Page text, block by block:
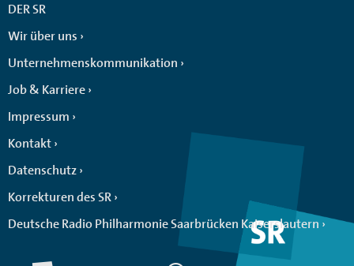
DER SR
Wir über uns
Unternehmenskommunikation
Job & Karriere
Impressum
Kontakt
Datenschutz
Korrekturen des SR
Deutsche Radio Philharmonie Saarbrücken Kaiserslautern